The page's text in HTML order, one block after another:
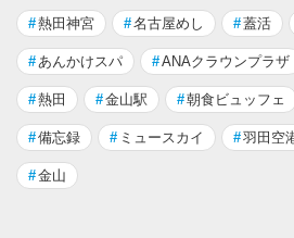
#熱田神宮 #名古屋めし #蓋活
# あんかけスパ #ANAクラウンプラザ
#熱田 #金山駅 #朝食ビュッフェ
#備忘録 # ミュースカイ #羽田空
#金山